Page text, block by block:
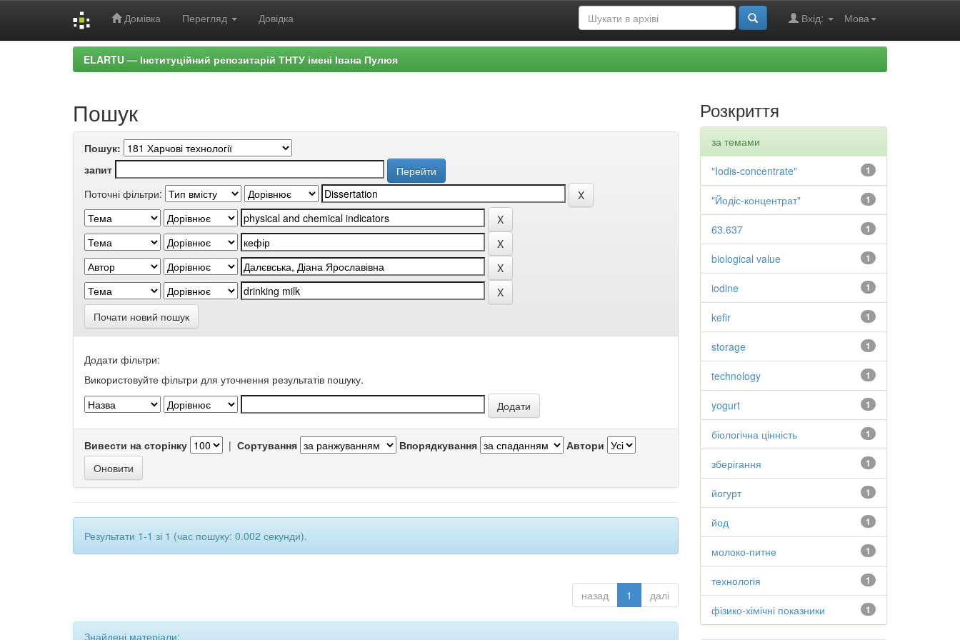
Домівка Перегляд Довідка Мова
Вхід:
ELARTU — Інституційний репозитарій ТНТУ імені Івана Пулюя
Пошук
Пошук:
запит
Поточні фільтри:
Почати новий пошук
Додати фільтри:
Використовуйте фільтри для уточнення результатів пошуку.
Вивести на сторінку | Сортування Впорядкування Автори
Результати 1-1 зі 1 (час пошуку: 0.002 секунди).
назад 1 далі
Знайдені матеріали:
Розкриття
за темами
1
"Iodis-concentrate"
1
"Йодіс-концентрат"
1
63.637
1
biological value
1
iodine
1
kefir
1
storage
1
technology
1
yogurt
1
біологічна цінність
1
зберігання
1
йогурт
1
йод
1
молоко-питне
1
технологія
1
фізико-хімічні показники